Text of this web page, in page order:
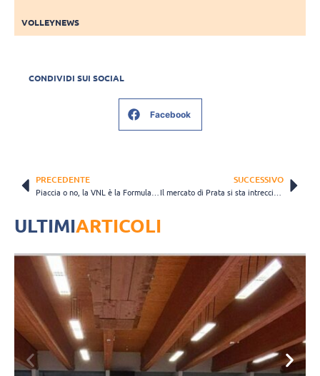
VOLLEYNEWS
CONDIVIDI SUI SOCIAL
Facebook
PRECEDENTE
Piaccia o no, la VNL è la Formula1 della pallavolo. E vi spieghiamo perché
SUCCESSIVO
Il mercato di Prata si sta intrecciando con quello di Piacenza (nodo Mandiraci)
ULTIMIARTICOLI